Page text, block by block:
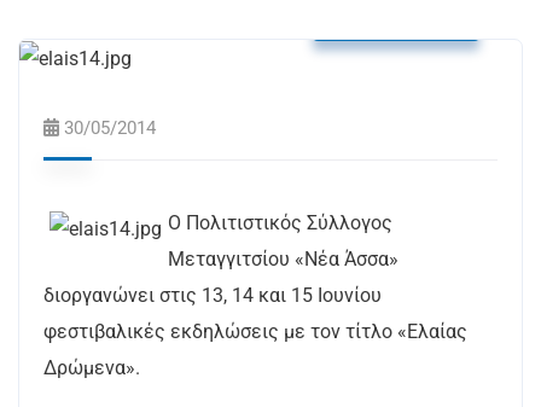
30/05/2014
Ο Πολιτιστικός Σύλλογος
Μεταγγιτσίου «Νέα Άσσα»
διοργανώνει στις 13, 14 και 15 Ιουνίου
φεστιβαλικές εκδηλώσεις με τον τίτλο «Ελαίας
Δρώμενα».